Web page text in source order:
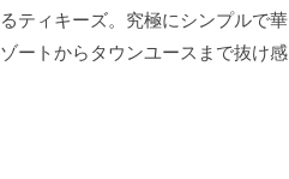
ティキーズ。究極にシンプルで華
ートからタウンユースまで抜け感